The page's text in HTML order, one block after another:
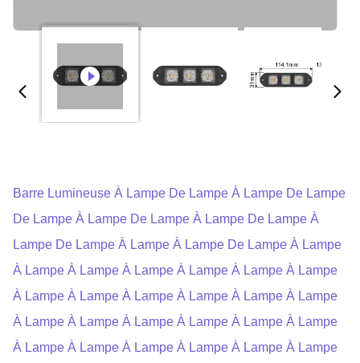
Barre Lumineuse À Lampe De Lampe À Lampe De Lampe
De Lampe À Lampe De Lampe À Lampe De Lampe À
Lampe De Lampe À Lampe À Lampe De Lampe À Lampe
À Lampe À Lampe À Lampe À Lampe À Lampe À Lampe
À Lampe À Lampe À Lampe À Lampe À Lampe À Lampe
À Lampe À Lampe À Lampe À Lampe À Lampe À Lampe
À Lampe À Lampe À Lampe À Lampe À Lampe À Lampe